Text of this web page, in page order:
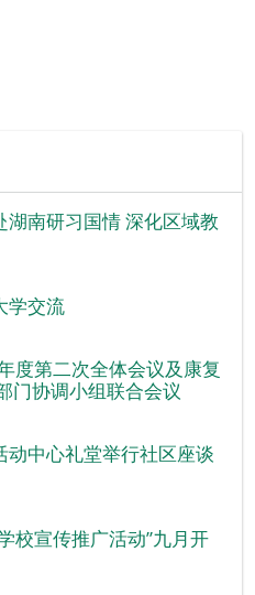
南研习国情 深化区域教
学交流
度第二次全体会议及康复
门协调小组联合会议
中心礼堂举行社区座谈
校宣传推广活动”九月开